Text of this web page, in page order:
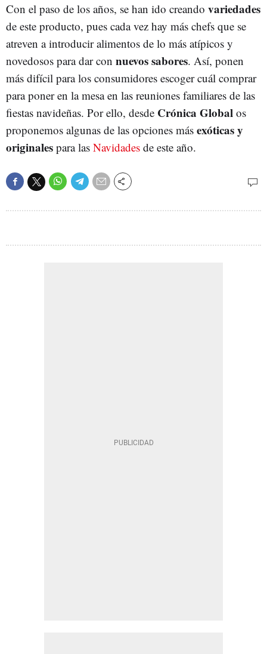
Con el paso de los años, se han ido creando variedades
de este producto, pues cada vez hay más chefs que se
atreven a introducir alimentos de lo más atípicos y
novedosos para dar con nuevos sabores. Así, ponen
más difícil para los consumidores escoger cuál comprar
para poner en la mesa en las reuniones familiares de las
fiestas navideñas. Por ello, desde Crónica Global os
proponemos algunas de las opciones más exóticas y
originales para las Navidades de este año.